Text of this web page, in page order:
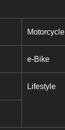
Motorcycle
e-Bike
Lifestyle